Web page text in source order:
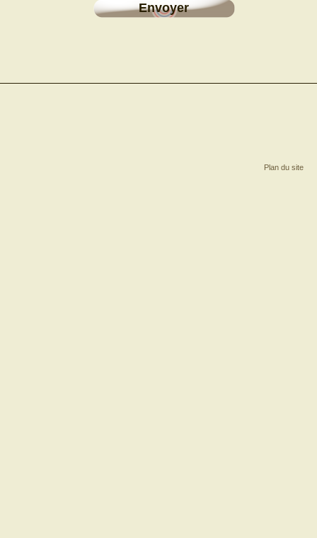
Envoyer
Plan du site